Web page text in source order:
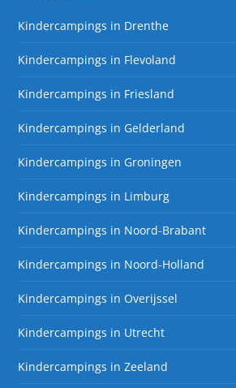
Kindercampings in Drenthe
Kindercampings in Flevoland
Kindercampings in Friesland
Kindercampings in Gelderland
Kindercampings in Groningen
Kindercampings in Limburg
Kindercampings in Noord-Brabant
Kindercampings in Noord-Holland
Kindercampings in Overijssel
Kindercampings in Utrecht
Kindercampings in Zeeland